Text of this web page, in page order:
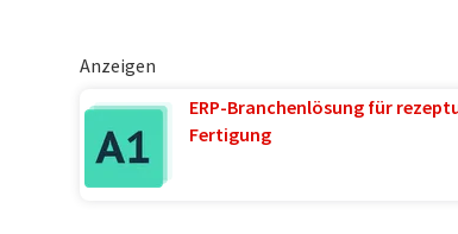
Anzeigen
ERP-Branchenlösung für
Fertigung